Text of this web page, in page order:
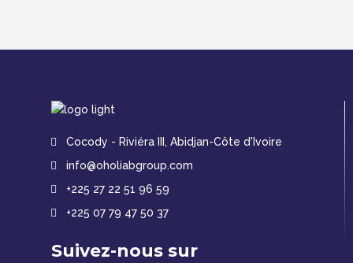
Cocody - Riviéra III, Abidjan-Côte d'Ivoire
info@oholiabgroup.com
+225 27 22 51 96 59
+225 07 79 47 50 37
Suivez-nous sur